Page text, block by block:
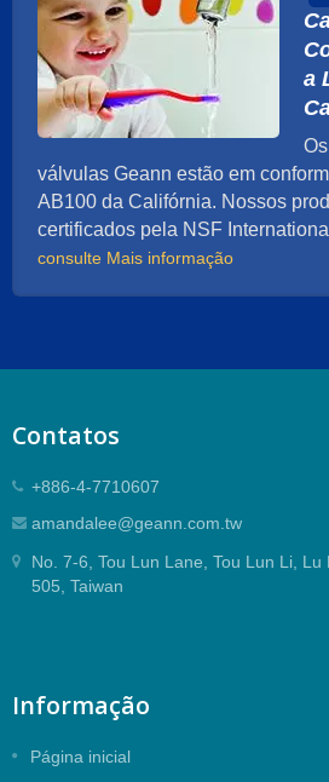
a
válvulas Geann estão em
AB100 da Califórnia. Nossos
certificados pela NSF
consulte Mais informação
Contatos
+886-4-7710607
amandalee@geann.com.tw
No. 7-6, Tou Lun Lane, Tou Lun Li, Lu
505, Taiwan
Informação
Página inicial